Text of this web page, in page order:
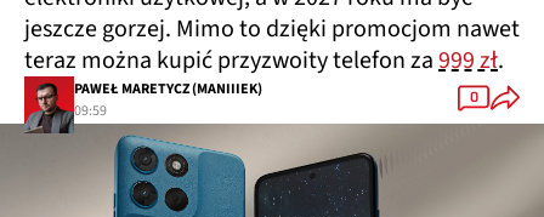
jeszcze gorzej. Mimo to dzięki promocjom nawet
teraz można kupić przyzwoity telefon za999 zł.
PAWEŁ MARETYCZ (MANIIIEK)
09:59
0